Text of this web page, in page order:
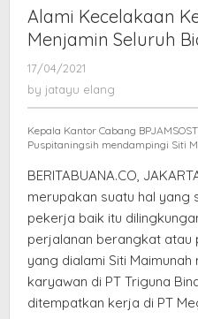
Alami Kecelakaan
Menjamin Seluruh
17/04/2021
jatayu
by jatayu elang
Kepala Kantor Cabang
Puspitaningsih mendampingi Siti
BERITABUANA.CO,
merupakan suatu hal yang
pekerja baik itu
perjalanan berangkat atau
yang dialami Siti
karyawan di PT Triguna
ditempatkan kerja di PT